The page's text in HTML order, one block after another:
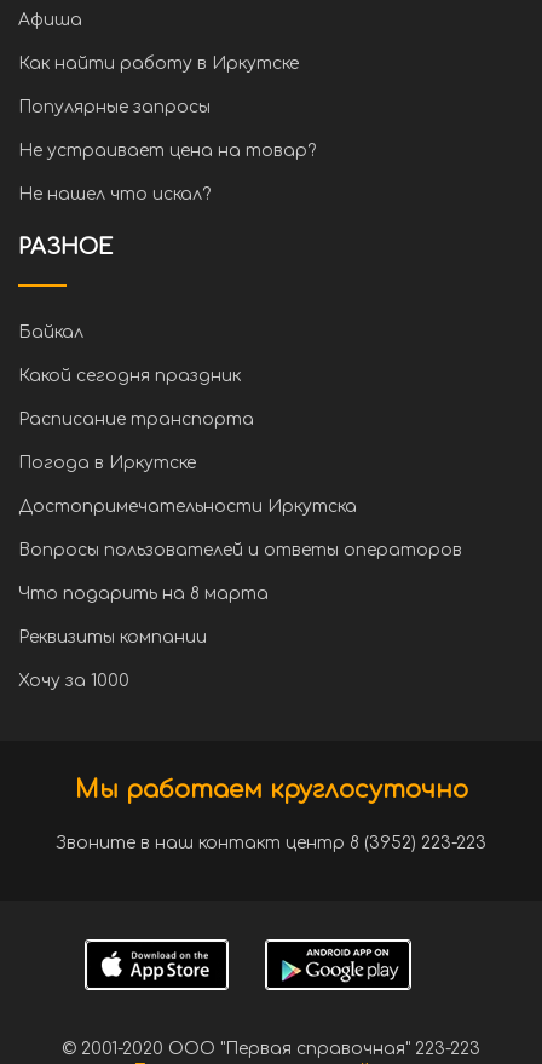
Афиша
Как найти работу в Иркутске
Популярные запросы
Не устраивает цена на товар?
Не нашел что искал?
РАЗНОЕ
Байкал
Какой сегодня праздник
Расписание транспорта
Погода в Иркутске
Достопримечательности Иркутска
Вопросы пользователей и ответы операторов
Что подарить на 8 марта
Реквизиты компании
Хочу за 1000
Мы работаем круглосуточно
Звоните в наш контакт центр 8 (3952) 223-223
© 2001-2020 ООО "Первая справочная" 223-223